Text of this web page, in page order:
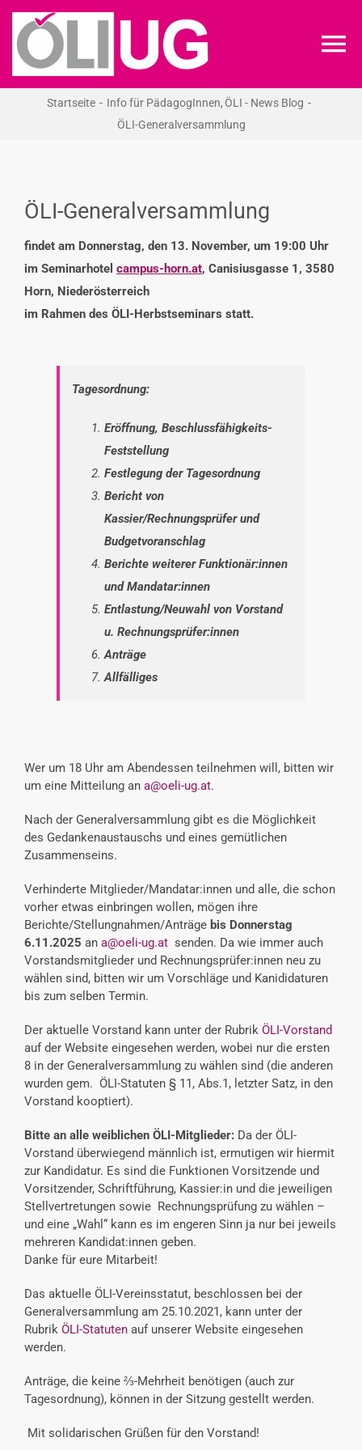
Zum
Inhalt
springen
ÖLI-UG
NEWS
RECHT
VERANSTALTUNGEN
Startseite Info für PädagogInnen ÖLI - News Blog
ÖLI-Generalversammlung
ÖLI-Generalversammlung
findet am Donnerstag, den 13. November, um 19:00 Uhr
im Seminarhotel campus-horn.at, Canisiusgasse 1, 3580
Horn, Niederösterreich
im Rahmen des ÖLI-Herbstseminars statt.
Tagesordnung:
Eröffnung, Beschlussfähigkeits-
Feststellung
Festlegung der Tagesordnung
Bericht von
Kassier/Rechnungsprüfer und
Budgetvoranschlag
Berichte weiterer Funktionär:innen
und Mandatar:innen
Entlastung/Neuwahl von Vorstand
u. Rechnungsprüfer:innen
Anträge
Allfälliges
Wer um 18 Uhr am Abendessen teilnehmen will, bitten wir
um eine Mitteilung an a@oeli-ug.at.
Nach der Generalversammlung gibt es die Möglichkeit
des Gedankenaustauschs und eines gemütlichen
Zusammenseins.
Verhinderte Mitglieder/Mandatar:innen und alle, die schon
vorher etwas einbringen wollen, mögen ihre
Berichte/Stellungnahmen/Anträge bis Donnerstag
6.11.2025 an a@oeli-ug.at senden. Da wie immer auch
Vorstandsmitglieder und Rechnungsprüfer:innen neu zu
wählen sind, bitten wir um Vorschläge und Kanididaturen
bis zum selben Termin.
Der aktuelle Vorstand kann unter der Rubrik ÖLI-Vorstand
auf der Website eingesehen werden, wobei nur die ersten
8 in der Generalversammlung zu wählen sind (die anderen
wurden gem. ÖLI-Statuten § 11, Abs.1, letzter Satz, in den
Vorstand kooptiert).
Bitte an alle weiblichen ÖLI-Mitglieder: Da der ÖLI-
Vorstand überwiegend männlich ist, ermutigen wir hiermit
zur Kandidatur. Es sind die Funktionen Vorsitzende und
Vorsitzender, Schriftführung, Kassier:in und die jeweiligen
Stellvertretungen sowie Rechnungsprüfung zu wählen –
und eine „Wahl“ kann es im engeren Sinn ja nur bei jeweils
mehreren Kandidat:innen geben.
Danke für eure Mitarbeit!
Das aktuelle ÖLI-Vereinsstatut, beschlossen bei der
Generalversammlung am 25.10.2021, kann unter der
Rubrik ÖLI-Statuten auf unserer Website eingesehen
werden.
Anträge, die keine ⅔-Mehrheit benötigen (auch zur
Tagesordnung), können in der Sitzung gestellt werden.
Mit solidarischen Grüßen für den Vorstand!